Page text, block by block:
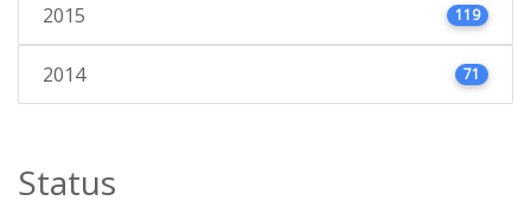
2015 119
2014 71
Status